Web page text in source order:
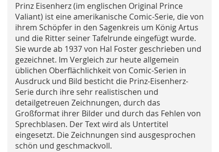
Prinz Eisenherz (im englischen Original Prince
Valiant) ist eine amerikanische Comic-Serie, die von
ihrem Schöpfer in den Sagenkreis um König Artus
und die Ritter seiner Tafelrunde eingefügt wurde.
Sie wurde ab 1937 von Hal Foster geschrieben und
gezeichnet. Im Vergleich zur heute allgemein
üblichen Oberflächlichkeit von Comic-Serien in
Ausdruck und Bild besticht die Prinz-Eisenherz-
Serie durch ihre sehr realistischen und
detailgetreuen Zeichnungen, durch das
Großformat ihrer Bilder und durch das Fehlen von
Sprechblasen. Der Text wird als Untertitel
eingesetzt. Die Zeichnungen sind ausgesprochen
schön und geschmackvoll.